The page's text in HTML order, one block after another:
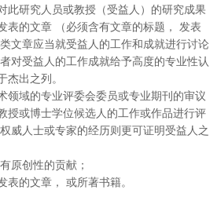
此研究人员或教授（受益人）的研究成果
表的文章 （必须含有文章的标题， 发表
文章应当就受益人的工作和成就进行讨论
对受益人的工作成就给予高度的专业性认
杰出之列。
领域的专业评委会委员或专业期刊的审议
授或博士学位候选人的工作或作品进行评
威人士或专家的经历则更可证明受益人之
原创性的贡献；
表的文章， 或所著书籍。